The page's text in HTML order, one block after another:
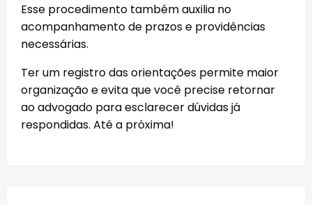
Esse procedimento também auxilia no
acompanhamento de prazos e providências
necessárias.
Ter um registro das orientações permite maior
organização e evita que você precise retornar
ao advogado para esclarecer dúvidas já
respondidas. Até a próxima!